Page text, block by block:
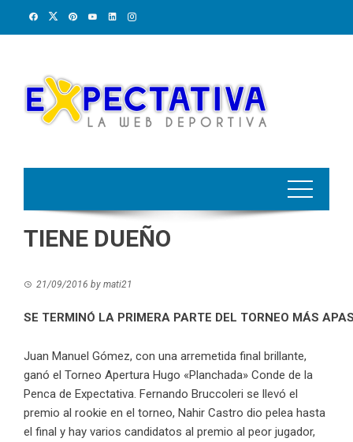
TIENE DUEÑO
21/09/2016 by mati21
SE TERMINÓ LA PRIMERA PARTE DEL TORNEO MÁS
Juan Manuel Gómez, con una arremetida final brillante,
ganó el Torneo Apertura Hugo «Planchada» Conde de la
Penca de Expectativa. Fernando Bruccoleri se llevó el
premio al rookie en el torneo, Nahir Castro dio pelea hasta
el final y hay varios candidatos al premio al peor jugador,